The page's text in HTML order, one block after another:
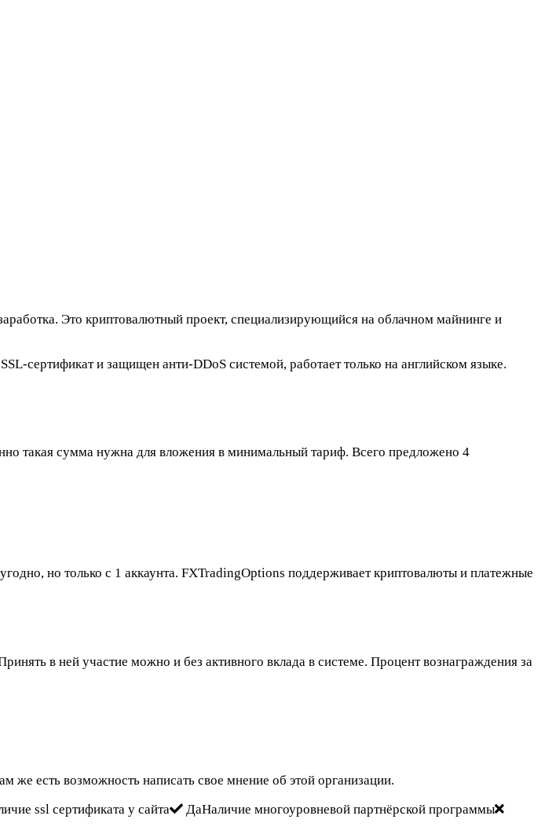
Это криптовалютный проект, специализирующийся на облачном майнинге и
сертификат и защищен анти-DDoS системой, работает только на английском языке.
такая сумма нужна для вложения в минимальный тариф. Всего предложено 4
но только с 1 аккаунта. FXTradingOptions поддерживает криптовалюты и платежные
в ней участие можно и без активного вклада в системе. Процент вознаграждения за
есть возможность написать свое мнение об этой организации.
ssl сертификата у сайта
ДаНаличие многоуровневой партнёрской программы